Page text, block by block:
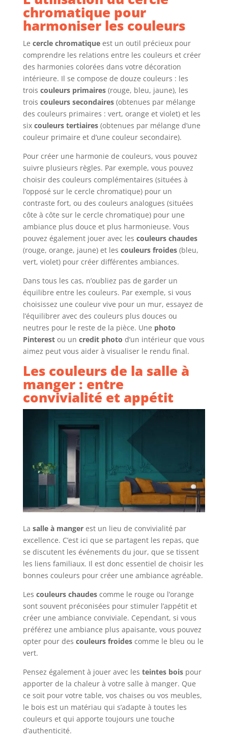
chromatique pour
harmoniser les couleurs
Le cercle chromatiqueest un outil précieux pour
comprendre les relations entre les couleurs et créer
des harmonies colorées dans votre décoration
intérieure. Il se compose de douze couleurs : les
trois couleurs primaires(rouge, bleu, jaune), les
trois couleurs secondaires(obtenues par mélange
des couleurs primaires : vert, orange et violet) et les
six couleurs tertiaires(obtenues par mélange d’une
couleur primaire et d’une couleur secondaire).
Pour créer une harmonie de couleurs, vous pouvez
suivre plusieurs règles. Par exemple, vous pouvez
choisir des couleurs complémentaires (situées à
l’opposé sur le cercle chromatique) pour un
contraste fort, ou des couleurs analogues (situées
côte à côte sur le cercle chromatique) pour une
ambiance plus douce et plus harmonieuse. Vous
pouvez également jouer avec les couleurs chaudes
(rouge, orange, jaune) et les couleurs froides(bleu,
vert, violet) pour créer différentes ambiances.
Dans tous les cas, n’oubliez pas de garder un
équilibre entre les couleurs. Par exemple, si vous
choisissez une couleur vive pour un mur, essayez de
l’équilibrer avec des couleurs plus douces ou
neutres pour le reste de la pièce. Une photo
Pinterestou un credit photo d’un intérieur que vous
aimez peut vous aider à visualiser le rendu final.
Les couleurs de la salle à
manger : entre
convivialité et appétit
La salle à mangerest un lieu de convivialité par
excellence. C’est ici que se partagent les repas, que
se discutent les événements du jour, que se tissent
les liens familiaux. Il est donc essentiel de choisir les
bonnes couleurs pour créer une ambiance agréable.
Les couleurs chaudescomme le rouge ou l’orange
sont souvent préconisées pour stimuler l’appétit et
créer une ambiance conviviale. Cependant, si vous
préférez une ambiance plus apaisante, vous pouvez
opter pour des couleurs froidescomme le bleu ou le
vert.
Pensez également à jouer avec les teintes boispour
apporter de la chaleur à votre salle à manger. Que
ce soit pour votre table, vos chaises ou vos meubles,
le bois est un matériau qui s’adapte à toutes les
couleurs et qui apporte toujours une touche
d’authenticité.